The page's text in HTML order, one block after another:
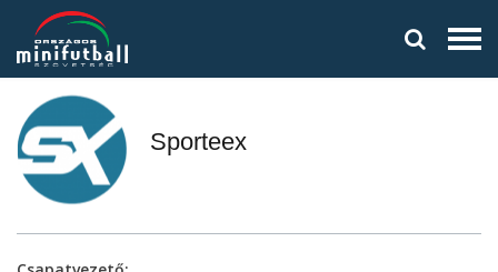
Sporteex